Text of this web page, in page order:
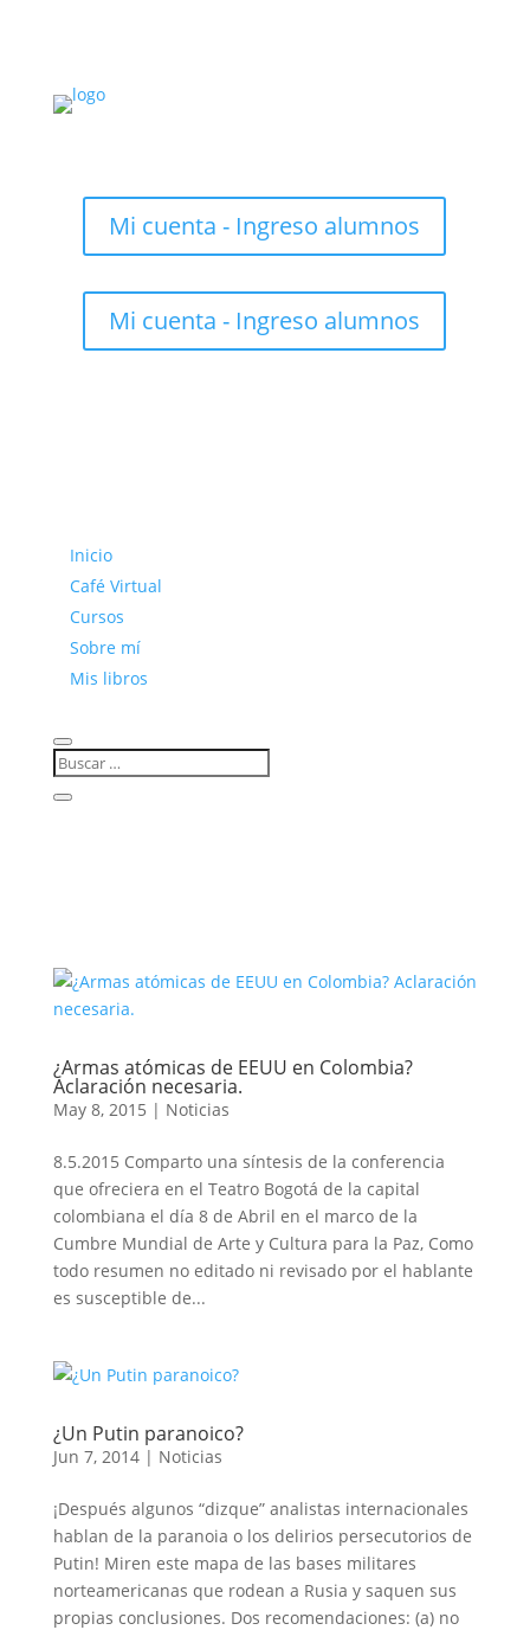
Mi cuenta - Ingreso alumnos
Mi cuenta - Ingreso alumnos
Inicio
Café Virtual
Cursos
Sobre mí
Mis libros
¿Armas atómicas de EEUU en Colombia?
Aclaración necesaria.
May 8, 2015 | Noticias
8.5.2015 Comparto una síntesis de la conferencia
que ofreciera en el Teatro Bogotá de la capital
colombiana el día 8 de Abril en el marco de la
Cumbre Mundial de Arte y Cultura para la Paz, Como
todo resumen no editado ni revisado por el hablante
es susceptible de...
¿Un Putin paranoico?
Jun 7, 2014| Noticias
¡Después algunos “dizque” analistas internacionales
hablan de la paranoia o los delirios persecutorios de
Putin! Miren este mapa de las bases militares
norteamericanas que rodean a Rusia y saquen sus
propias conclusiones. Dos recomendaciones: (a) no